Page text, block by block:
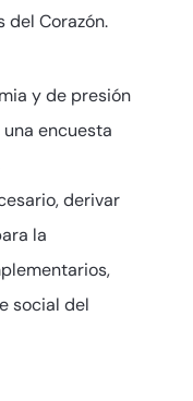
del Corazón.
y de presión
encuesta
derivar
la
social del